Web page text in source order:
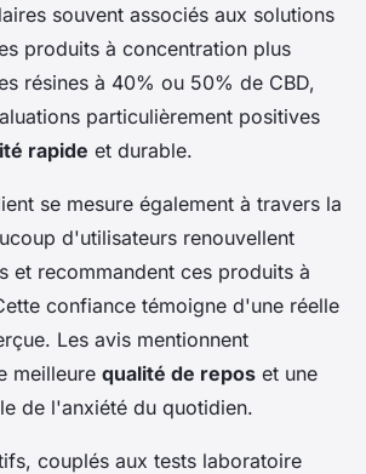
souvent associés aux solutions
produits à concentration plus
résines à 40% ou 50% de CBD,
particulièrement positives
rapide et durable.
se mesure également à travers la
d'utilisateurs renouvellent
et recommandent ces produits à
confiance témoigne d'une réelle
Les avis mentionnent
meilleure qualité de repos et une
de l'anxiété du quotidien.
couplés aux tests laboratoire